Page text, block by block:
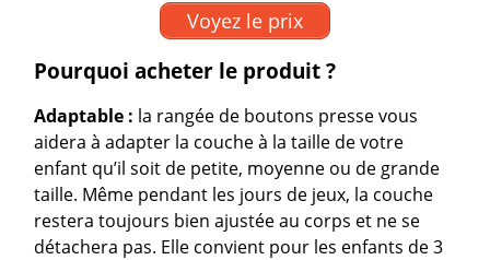
Voyez le prix
Pourquoi acheter le produit ?
Adaptable : la rangée de boutons presse vous
aidera à adapter la couche à la taille de votre
enfant qu’il soit de petite, moyenne ou de grande
taille. Même pendant les jours de jeux, la couche
restera toujours bien ajustée au corps et ne se
détachera pas. Elle convient pour les enfants de 3